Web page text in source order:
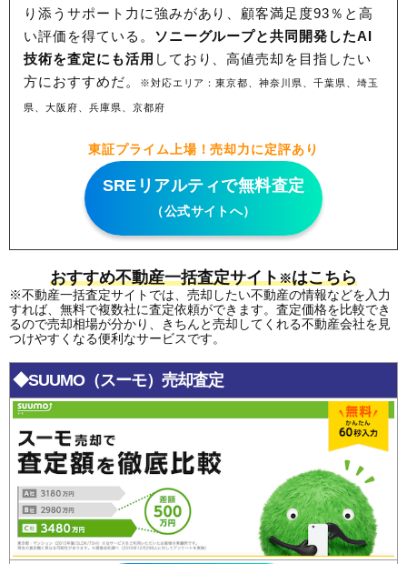
り添うサポート力に強みがあり、顧客満足度93％と高
い評価を得ている。 ソニーグループと共同開発したAI
技術を査定にも活用 しており、高値売却を目指したい
方におすすめだ。
※対応エリア：東京都、神奈川県、千葉県、埼玉
県、大阪府、兵庫県、京都府
東証プライム上場！売却力に定評あり
SREリアルティで無料査定
（公式サイトへ）
おすすめ不動産一括査定サイト※はこちら
※不動産一括査定サイトでは、売却したい不動産の情報などを入力
すれば、無料で複数社に査定依頼ができます。査定価格を比較でき
るので売却相場が分かり、きちんと売却してくれる不動産会社を見
つけやすくなる便利なサービスです。
◆SUUMO（スーモ）売却査定